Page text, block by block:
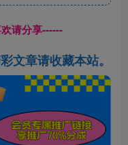
请分享------
文章请收藏本站。